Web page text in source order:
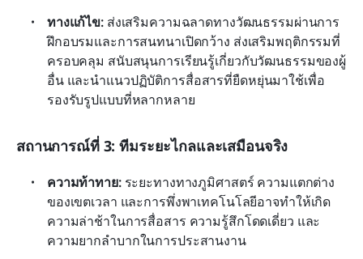
ทางแก้ไข: ส่งเสริมความฉลาดทางวัฒนธรรมผ่านการ
ฝึกอบรมและการสนทนาเปิดกว้าง ส่งเสริมพฤติกรรมที่
ครอบคลุม สนับสนุนการเรียนรู้เกี่ยวกับวัฒนธรรมของผู้
อื่น และนำแนวปฏิบัติการสื่อสารที่ยืดหยุ่นมาใช้เพื่อ
รองรับรูปแบบที่หลากหลาย
สถานการณ์ที่ 3: ทีมระยะไกลและเสมือนจริง
ความท้าทาย: ระยะทางทางภูมิศาสตร์ ความแตกต่าง
ของเขตเวลา และการพึ่งพาเทคโนโลยีอาจทำให้เกิด
ความล่าช้าในการสื่อสาร ความรู้สึกโดดเดี่ยว และ
ความยากลำบากในการประสานงาน